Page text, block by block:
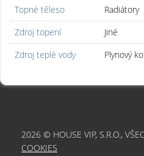
Topné těleso
Radiátory
Zdroj topení
Jiné
Zdroj teplé vody
Plynový
2026 © HOUSE VIP, S.R.O.,
COOKIES